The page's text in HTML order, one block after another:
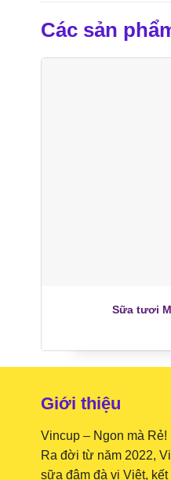
Các sản
Sữa tươi
Giới thiệu
Vincup – Ngon mà Rẻ!
Ra đời từ năm 2022,
sữa đậm đà vị Việt,